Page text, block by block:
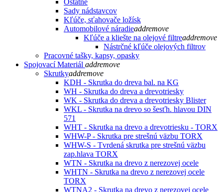
Ostatné
Sady nádstavcov
Kľúče, sťahovače ložísk
Automobilové náradieaddremove
Kľúče a kliešte na olejové filtreaddremove
Nástrčné kľúče olejových filtrov
Pracovné tašky, kapsy, opasky
Spojovací Materiál addremove
Skrutkyaddremove
KDH - Skrutka do dreva bal. na KG
WH - Skrutka do dreva a drevotriesky
WK - Skrutka do dreva a drevotriesky Blister
WKL - Skrutka na drevo so šesťh. hlavou DIN
571
WHT - Skrutka na drevo a drevotriesku - TORX
WHW-P - Skrutka pre strešnú väzbu TORX
WHW-S - Tvrdená skrutka pre strešnú väzbu
zap.hlava TORX
WTN - Skrutka na drevo z nerezovej ocele
WHTN - Skrutka na drevo z nerezovej ocele
TORX
WTNA2 - Skrutka na drevo z nerezovej ocele